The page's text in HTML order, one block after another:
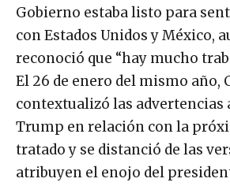
Gobierno estaba listo para
con Estados Unidos y México,
reconoció que “hay mucho
El 26 de enero del mismo año,
contextualizó las advertencias
Trump en relación con la
tratado y se distanció de las
atribuyen el enojo del